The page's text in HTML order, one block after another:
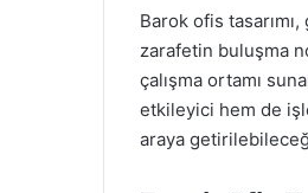
Barok ofis tasarımı,
zarafetin buluşma
çalışma ortamı
etkileyici hem de
araya